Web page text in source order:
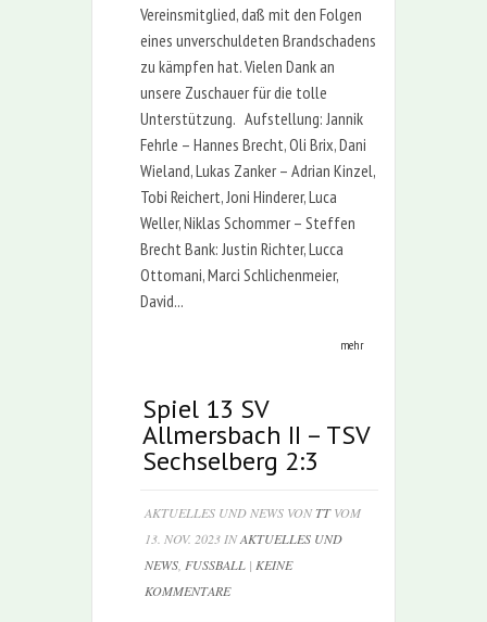
Vereinsmitglied, daß mit den Folgen
eines unverschuldeten Brandschadens
zu kämpfen hat. Vielen Dank an
unsere Zuschauer für die tolle
Unterstützung. Aufstellung: Jannik
Fehrle – Hannes Brecht, Oli Brix, Dani
Wieland, Lukas Zanker – Adrian Kinzel,
Tobi Reichert, Joni Hinderer, Luca
Weller, Niklas Schommer – Steffen
Brecht Bank: Justin Richter, Lucca
Ottomani, Marci Schlichenmeier,
David...
mehr
Spiel 13 SV
Allmersbach II – TSV
Sechselberg 2:3
AKTUELLES UND NEWS VONTTVOM
13. NOV. 2023 INAKTUELLES UND
NEWS FUSSBALL | KEINE
KOMMENTARE